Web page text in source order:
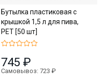
Бутылка пластиковая с
крышкой 1,5 л для пива,
PET [50 шт]
745 ₽
Самовывоз: 723 ₽